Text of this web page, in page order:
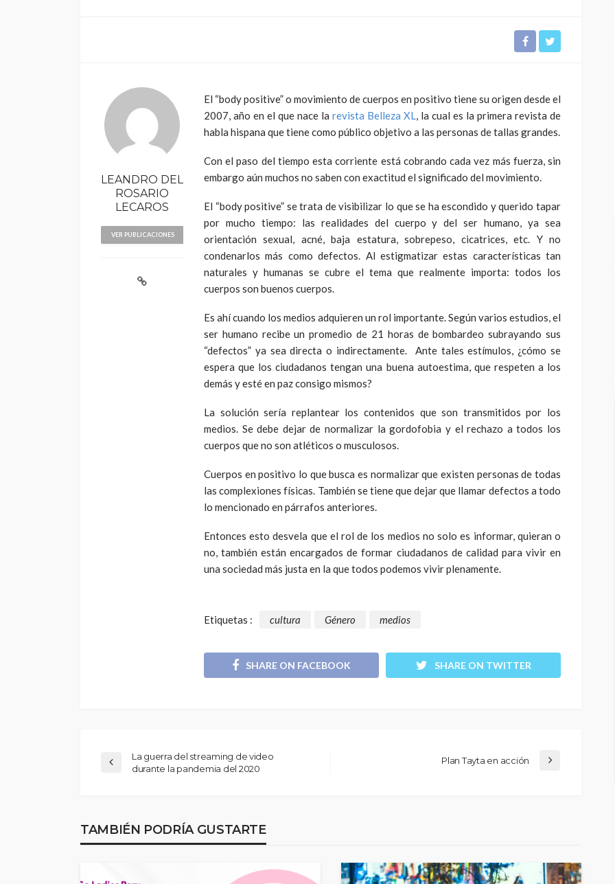
El “body positive” o movimiento de cuerpos en positivo tiene su origen desde el
2007, año en el que nace la revista Belleza XL, la cual es la primera revista de
habla hispana que tiene como público objetivo a las personas de tallas grandes.
Con el paso del tiempo esta corriente está cobrando cada vez más fuerza, sin
embargo aún muchos no saben con exactitud el significado del movimiento.
El “body positive” se trata de visibilizar lo que se ha escondido y querido tapar
por mucho tiempo: las realidades del cuerpo y del ser humano, ya sea
orientación sexual, acné, baja estatura, sobrepeso, cicatrices, etc. Y no
condenarlos más como defectos. Al estigmatizar estas características tan
naturales y humanas se cubre el tema que realmente importa: todos los
cuerpos son buenos cuerpos.
Es ahí cuando los medios adquieren un rol importante. Según varios estudios, el
ser humano recibe un promedio de 21 horas de bombardeo subrayando sus
“defectos” ya sea directa o indirectamente. Ante tales estímulos, ¿cómo se
espera que los ciudadanos tengan una buena autoestima, que respeten a los
demás y esté en paz consigo mismos?
La solución sería replantear los contenidos que son transmitidos por los
medios. Se debe dejar de normalizar la gordofobia y el rechazo a todos los
cuerpos que no son atléticos o musculosos.
Cuerpos en positivo lo que busca es normalizar que existen personas de todas
las complexiones físicas. También se tiene que dejar que llamar defectos a todo
lo mencionado en párrafos anteriores.
Entonces esto desvela que el rol de los medios no solo es informar, quieran o
no, también están encargados de formar ciudadanos de calidad para vivir en
una sociedad más justa en la que todos podemos vivir plenamente.
Etiquetas : cultura Género medios
SHARE ON FACEBOOK SHARE ON TWITTER
LEANDRO DEL
ROSARIO
LECAROS
VER PUBLICACIONES
La guerra del streaming de video
durante la pandemia del 2020
Plan Tayta en acción
TAMBIÉN PODRÍA GUSTARTE
POLÍTICA
Periodistas de TV Perú son
despedidos en nueva
gestión en IRTP
CULTURA INNOVACIÓN TEATRO
El público como
protagonista en la
revitalización del teatro
peruano post pandemia